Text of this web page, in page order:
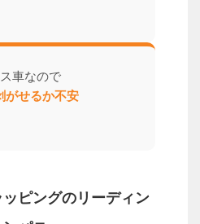
車なので
がせるか不安
ピングのリーディン